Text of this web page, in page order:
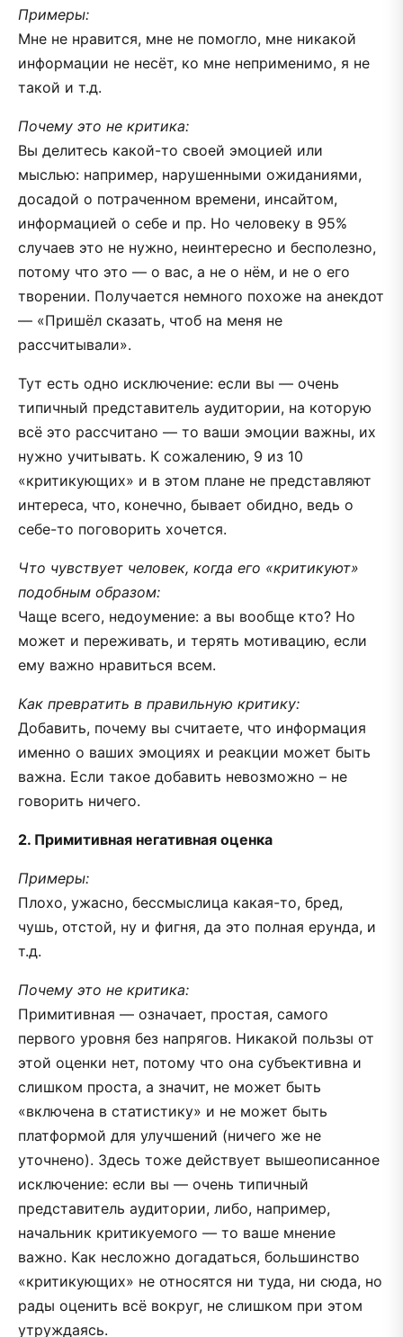
Примеры:
Мне не нравится, мне не помогло, мне никакой
информации не несёт, ко мне неприменимо, я не
такой и т.д.
Почему это не критика:
Вы делитесь какой-то своей эмоцией или
мыслью: например, нарушенными ожиданиями,
досадой о потраченном времени, инсайтом,
информацией о себе и пр. Но человеку в 95%
случаев это не нужно, неинтересно и бесполезно,
потому что это — о вас, а не о нём, и не о его
творении. Получается немного похоже на анекдот
— «Пришёл сказать, чтоб на меня не
рассчитывали».
Тут есть одно исключение: если вы — очень
типичный представитель аудитории, на которую
всё это рассчитано — то ваши эмоции важны, их
нужно учитывать. К сожалению, 9 из 10
«критикующих» и в этом плане не представляют
интереса, что, конечно, бывает обидно, ведь о
себе-то поговорить хочется.
Что чувствует человек, когда его «критикуют»
подобным образом:
Чаще всего, недоумение: а вы вообще кто? Но
может и переживать, и терять мотивацию, если
ему важно нравиться всем.
Как превратить в правильную критику:
Добавить, почему вы считаете, что информация
именно о ваших эмоциях и реакции может быть
важна. Если такое добавить невозможно – не
говорить ничего.
2. Примитивная негативная оценка
Примеры:
Плохо, ужасно, бессмыслица какая-то, бред,
чушь, отстой, ну и фигня, да это полная ерунда, и
т.д.
Почему это не критика:
Примитивная — означает, простая, самого
первого уровня без напрягов. Никакой пользы от
этой оценки нет, потому что она субъективна и
слишком проста, а значит, не может быть
«включена в статистику» и не может быть
платформой для улучшений (ничего же не
уточнено). Здесь тоже действует вышеописанное
исключение: если вы — очень типичный
представитель аудитории, либо, например,
начальник критикуемого — то ваше мнение
важно. Как несложно догадаться, большинство
«критикующих» не относятся ни туда, ни сюда, но
рады оценить всё вокруг, не слишком при этом
утруждаясь.